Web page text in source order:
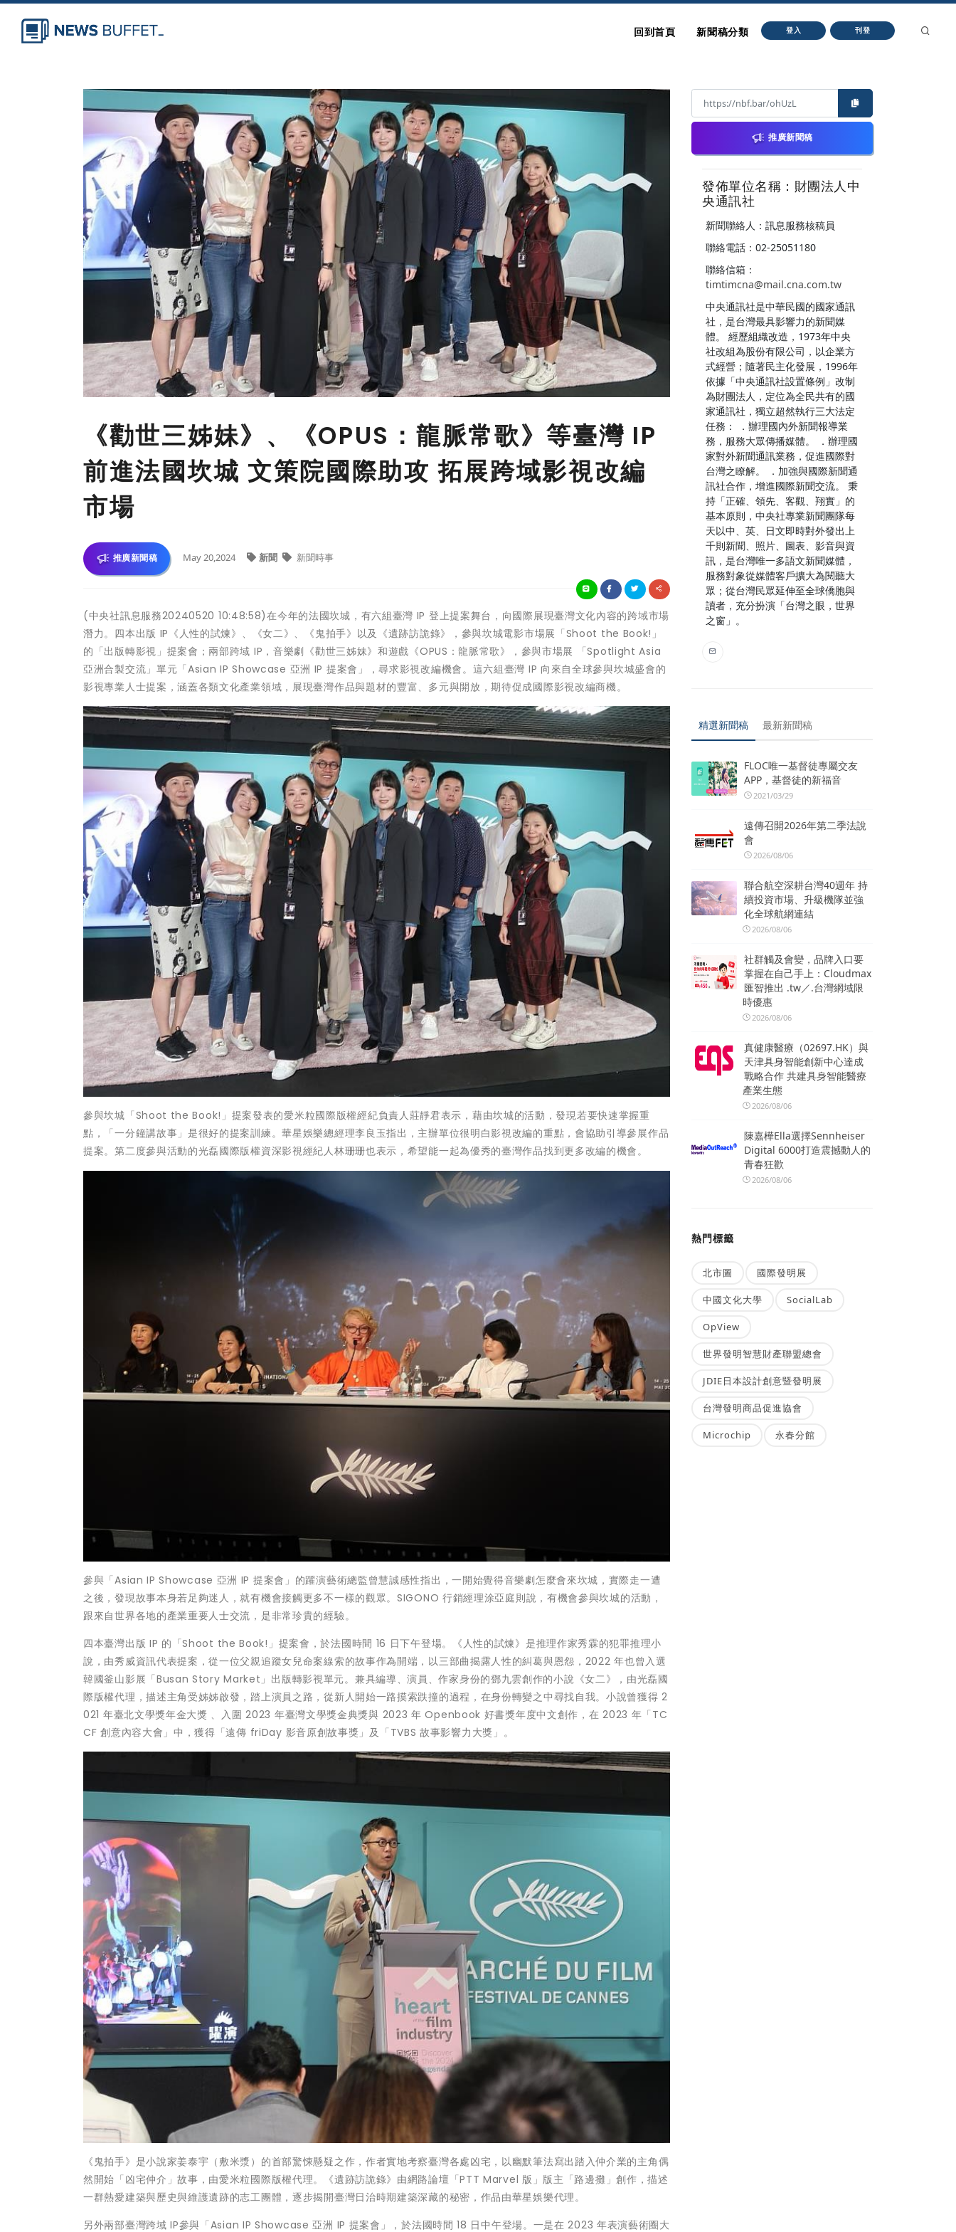
回到首頁 新聞稿分類 登入 刊登
《勸世三姊妹》、《OPUS：龍脈常歌》等臺灣 IP
前進法國坎城 文策院國際助攻 拓展跨域影視改編
市場
推廣新聞稿 May 20,2024 新聞 新聞時事
(中央社訊息服務20240520 10:48:58)在今年的法國坎城，有六組臺灣 IP 登上提案舞台，向國際展現臺灣文化內容的跨域市場
潛力。四本出版 IP《人性的試煉》、《女二》、《鬼拍手》以及《遺跡訪詭錄》，參與坎城電影市場展「Shoot the Book!」
的「出版轉影視」提案會；兩部跨域 IP，音樂劇《勸世三姊妹》和遊戲《OPUS：龍脈常歌》，參與市場展 「Spotlight Asia
亞洲合製交流」單元「Asian IP Showcase 亞洲 IP 提案會」，尋求影視改編機會。這六組臺灣 IP 向來自全球參與坎城盛會的
影視專業人士提案，涵蓋各類文化產業領域，展現臺灣作品與題材的豐富、多元與開放，期待促成國際影視改編商機。
參與坎城「Shoot the Book!」提案發表的愛米粒國際版權經紀負責人莊靜君表示，藉由坎城的活動，發現若要快速掌握重
點，「一分鐘講故事」是很好的提案訓練。華星娛樂總經理李良玉指出，主辦單位很明白影視改編的重點，會協助引導參展作品
提案。第二度參與活動的光磊國際版權資深影視經紀人林珊珊也表示，希望能一起為優秀的臺灣作品找到更多改編的機會。
參與「Asian IP Showcase 亞洲 IP 提案會」的躍演藝術總監曾慧誠感性指出，一開始覺得音樂劇怎麼會來坎城，實際走一遭
之後，發現故事本身若足夠迷人，就有機會接觸更多不一樣的觀眾。SIGONO 行銷經理涂亞庭則說，有機會參與坎城的活動，
跟來自世界各地的產業重要人士交流，是非常珍貴的經驗。
四本臺灣出版 IP 的「Shoot the Book!」提案會，於法國時間 16 日下午登場。《人性的試煉》是推理作家秀霖的犯罪推理小
說，由秀威資訊代表提案，從一位父親追蹤女兒命案線索的故事作為開端，以三部曲揭露人性的糾葛與恩怨，2022 年也曾入選
韓國釜山影展「Busan Story Market」出版轉影視單元。兼具編導、演員、作家身份的鄧九雲創作的小說《女二》，由光磊國
際版權代理，描述主角受姊姊啟發，踏上演員之路，從新人開始一路摸索跌撞的過程，在身份轉變之中尋找自我。小說曾獲得 2
021 年臺北文學獎年金大獎 、入圍 2023 年臺灣文學獎金典獎與 2023 年 Openbook 好書獎年度中文創作，在 2023 年「TC
CF 創意內容大會」中，獲得「遠傳 friDay 影音原創故事獎」及「TVBS 故事影響力大獎」。
《鬼拍手》是小說家姜泰宇（敷米漿）的首部驚悚懸疑之作，作者實地考察臺灣各處凶宅，以幽默筆法寫出踏入仲介業的主角偶
然開始「凶宅仲介」故事，由愛米粒國際版權代理。《遺跡訪詭錄》由網路論壇「PTT Marvel 版」版主「路邊攤」創作，描述
一群熱愛建築與歷史與維護遺跡的志工團體，逐步揭開臺灣日治時期建築深藏的秘密，作品由華星娛樂代理。
另外兩部臺灣跨域 IP參與「Asian IP Showcase 亞洲 IP 提案會」，於法國時間 18 日中午登場。一是在 2023 年表演藝術圈大
推廣新聞稿
發佈單位名稱：財團法人中
央通訊社
新聞聯絡人：訊息服務核稿員
聯絡電話：02-25051180
聯絡信箱：
timtimcna@mail.cna.com.tw
中央通訊社是中華民國的國家通訊
社，是台灣最具影響力的新聞媒
體。 經歷組織改造，1973年中央
社改組為股份有限公司，以企業方
式經營；隨著民主化發展，1996年
依據「中央通訊社設置條例」改制
為財團法人，定位為全民共有的國
家通訊社，獨立超然執行三大法定
任務： ．辦理國內外新聞報導業
務，服務大眾傳播媒體。 ．辦理國
家對外新聞通訊業務，促進國際對
台灣之瞭解。 ．加強與國際新聞通
訊社合作，增進國際新聞交流。 秉
持「正確、領先、客觀、翔實」的
基本原則，中央社專業新聞團隊每
天以中、英、日文即時對外發出上
千則新聞、照片、圖表、影音與資
訊，是台灣唯一多語文新聞媒體，
服務對象從媒體客戶擴大為閱聽大
眾；從台灣民眾延伸至全球僑胞與
讀者，充分扮演「台灣之眼，世界
之窗」。
精選新聞稿 最新新聞稿
FLOC唯一基督徒專屬交友
APP，基督徒的新福音
2021/03/29
遠傳召開2026年第二季法說
會
2026/08/06
聯合航空深耕台灣40週年 持
續投資市場、升級機隊並強
化全球航網連結
2026/08/06
社群觸及會變，品牌入口要
掌握在自己手上：Cloudmax
匯智推出 .tw／.台灣網域限
時優惠
2026/08/06
真健康醫療（02697.HK）與
天津具身智能創新中心達成
戰略合作 共建具身智能醫療
產業生態
2026/08/06
陳嘉樺Ella選擇Sennheiser
Digital 6000打造震撼動人的
青春狂歡
2026/08/06
熱門標籤
北市圖 國際發明展
中國文化大學 SocialLab
OpView
世界發明智慧財產聯盟總會
JDIE日本設計創意暨發明展
台灣發明商品促進協會
Microchip 永春分館